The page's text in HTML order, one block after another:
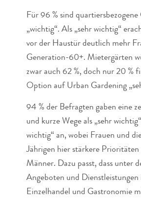
Für 96 % sind
„wichtig“. Als „sehr wichtig“
vor der Haustür deutlich mehr
Generation-60+. Mietergärten
zwar auch 62 %, doch nur 20 %
Option auf Urban Gardening
94 % der Befragten gaben eine
und kurze Wege als „sehr
wichtig“ an, wobei Frauen und
Jährigen hier stärkere Prioritäten
Männer. Dazu passt, dass unter
Angeboten und
Einzelhandel und Gastronomie